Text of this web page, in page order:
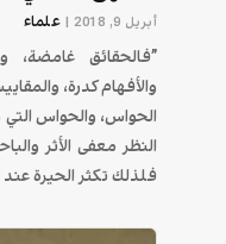
أبريل 9, 2018 | علماء
”فالحقائق غامضة،
والأفهام كدرة،
الحواس، والحواس
النظر معفى الأثر
فلذلك تكثر الحيرة عند